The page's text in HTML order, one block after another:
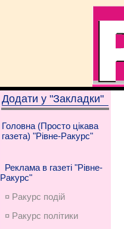
Додати у "Закладки"
Головна (Просто цікава
газета) "Рівне-Ракурс"
Реклама в газеті "Рівне-
Ракурс"
¤ Ракурс подій
¤ Ракурс політики